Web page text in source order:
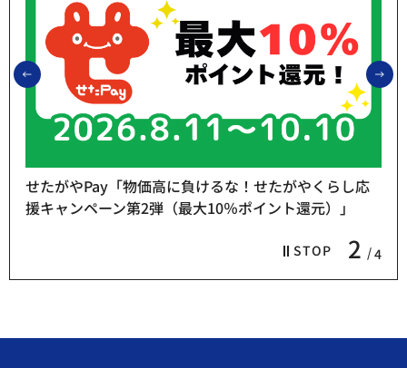
前のスライドを表示
STOP 2 4
せたがやPay「物価高に負けるな！せたがやくらし応
援キャンペーン第2弾（最大10％ポイント還元）」